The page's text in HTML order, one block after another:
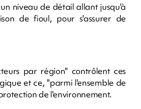
niveau de détail allant jusqu'à
de fioul, pour s'assurer de
par région" contrôlent ces
et ce, "parmi l'ensemble de
de l'environnement.